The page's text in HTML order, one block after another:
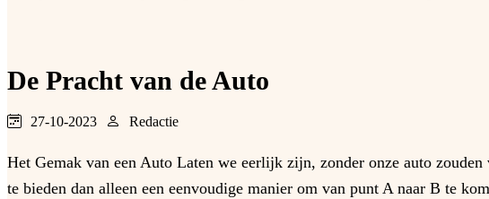
De Pracht van de Auto
27-10-2023 Redactie
Het Gemak van een Auto Laten we eerlijk zijn, zonder onze auto
te bieden dan alleen een eenvoudige manier om van punt A naar B te